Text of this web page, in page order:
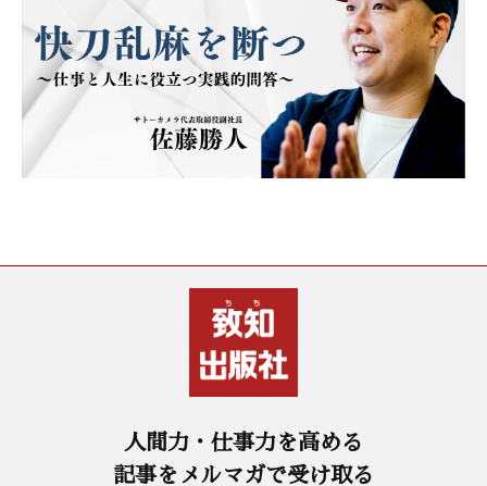
人間力・仕事力を高める
記事をメルマガで受け取る